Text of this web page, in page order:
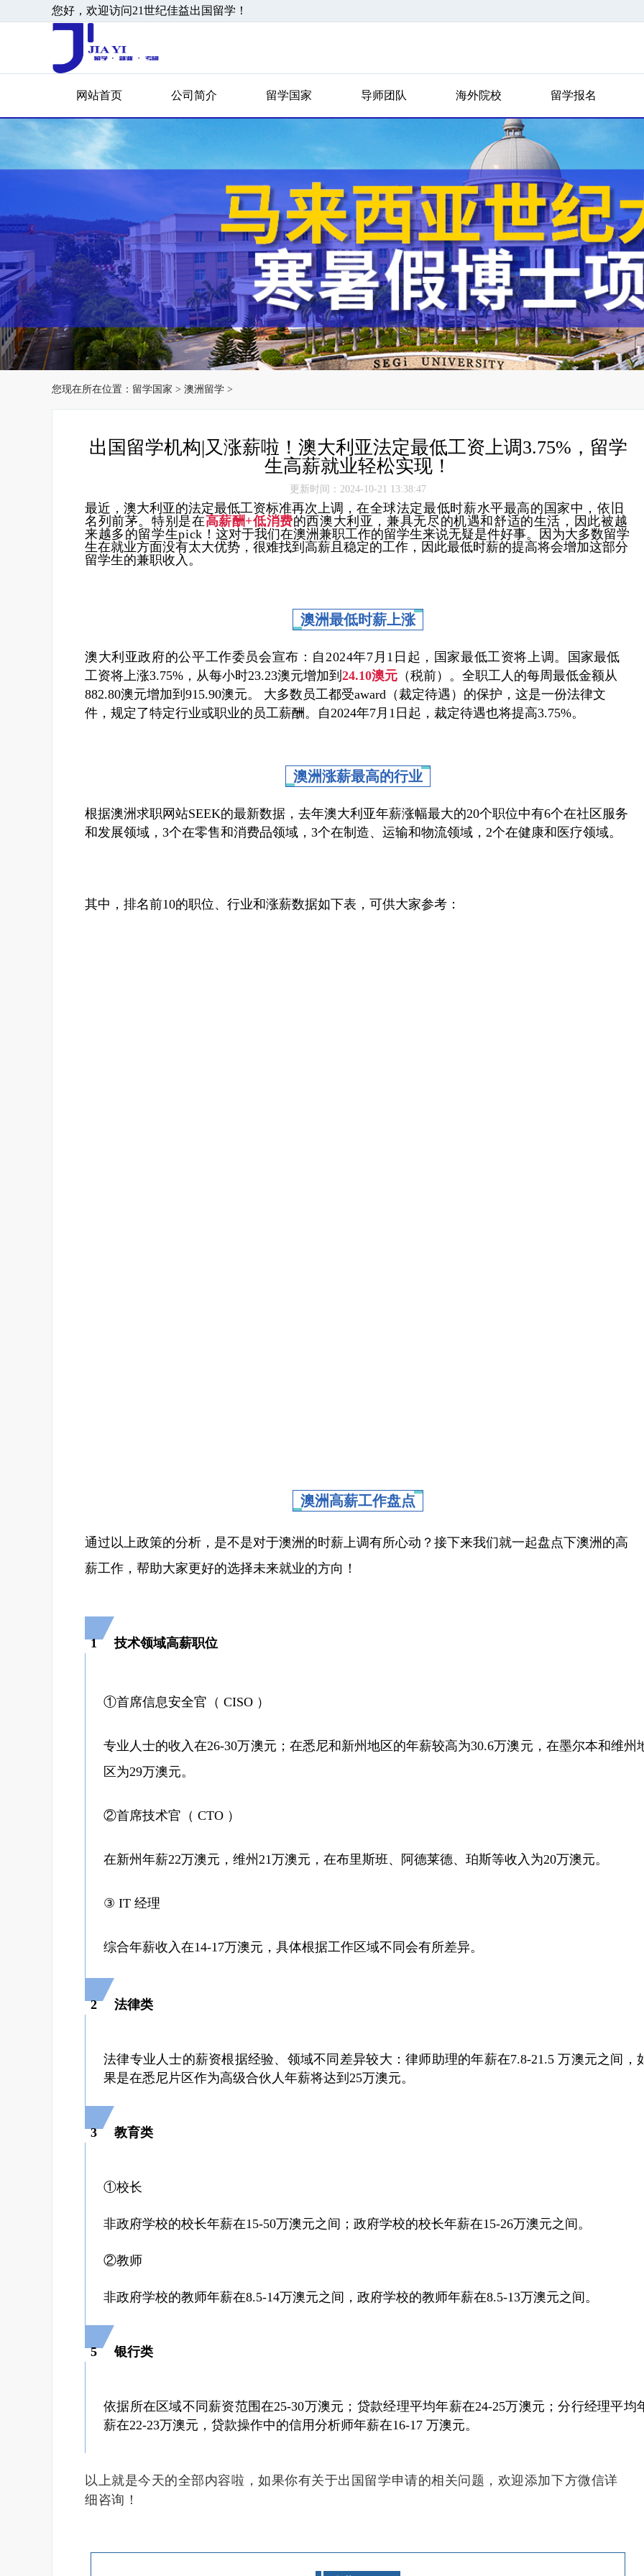
您好，欢迎访问21世纪佳益出国留学！
网站首页 公司简介 留学国家 导师团队 海外院校 留学报名
您现在所在位置： 留学国家 > 澳洲留学 >
出国留学机构|又涨薪啦！澳大利亚法定最低工资上调3.75%，留学
生高薪就业轻松实现！
更新时间：2024-10-21 13:38:47
最近，澳大利亚的法定最低工资标准再次上调， 在全球法定最低时薪水平最高的国家中，依旧
名列前茅。特别是在高薪酬+低消费的西澳大利亚，兼具无尽的机遇和舒适的生活，因此被越
来越多的留学生pick！这对于我们在澳洲兼职工作的留学生来说无疑是件好事。因为大多数留学
生在就业方面没有太大优势，很难找到高薪且稳定的工作，因此最低时薪的提高将会增加这部分
留学生的兼职收入。
澳洲最低时薪上涨
澳大利亚政府的公平工作委员会宣布： 自2024年7月1日起，国家最低工资将上调。
国家最低
工资将上涨3.75%，从每小时23.23澳元增加到 24.10澳元 （税前）。全职工人的每周最低金额从
882.80澳元增加到915.90澳元。 大多数员工都受award（裁定待遇）的保护，这是一份法律文
件，规定了特定行业或职业的员工薪酬。自2024年7月1日起，裁定待遇也将提高3.75%。
澳洲涨薪最高的行业
根据澳洲求职网站SEEK的最新数据，去年澳大利亚年薪涨幅最大的20个职位中有6个在社区服务
和发展领域，3个在零售和消费品领域，3个在制造、运输和物流领域，2个在健康和医疗领域。
其中，排名前10的职位、行业和涨薪数据如下表，可供大家参考：
澳洲高薪工作盘点
通过以上政策的分析，是不是对于澳洲的时薪上调有所心动？接下来我们就一起盘点下澳洲的高
薪工作，帮助大家更好的选择未来就业的方向！
1 技术领域高薪职位
①首席信息安全官（ CISO ）
专业人士的收入在26-30万澳元；在悉尼和新州地区的年薪较高为30.6万澳元，在墨尔本和维州
区为29万澳元。
②首席技术官（ CTO ）
在新州年薪22万澳元，维州21万澳元，在布里斯班、阿德莱德、珀斯等收入为20万澳元。
③ IT 经理
综合年薪收入在14-17万澳元，具体根据工作区域不同会有所差异。
2 法律类
法律专业人士的薪资根据经验、领域不同差异较大：律师助理的年薪在7.8-21.5 万澳元之间，
果是在悉尼片区作为高级合伙人年薪将达到25万澳元。
3 教育类
①校长
非政府学校的校长年薪在15-50万澳元之间；政府学校的校长年薪在15-26万澳元之间。
②教师
非政府学校的教师年薪在8.5-14万澳元之间，政府学校的教师年薪在8.5-13万澳元之间。
5 银行类
依据所在区域不同薪资范围在25-30万澳元；贷款经理平均年薪在24-25万澳元；分行经理平均
薪在22-23万澳元，贷款操作中的信用分析师年薪在16-17 万澳元。
以上就是今天的全部内容啦，如果你有关于出国留学申请的相关问题，欢迎添加下方微信详
细咨询！